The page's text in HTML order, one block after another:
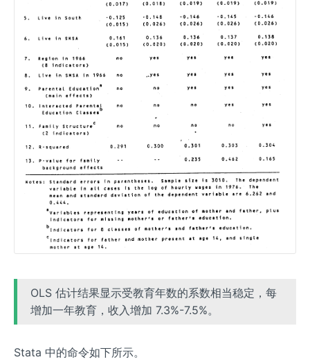
OLS 估计结果显示受教育年数的系数相当稳定，每
增加一年教育，收入增加 7.3%-7.5%。
Stata 中的命令如下所示。